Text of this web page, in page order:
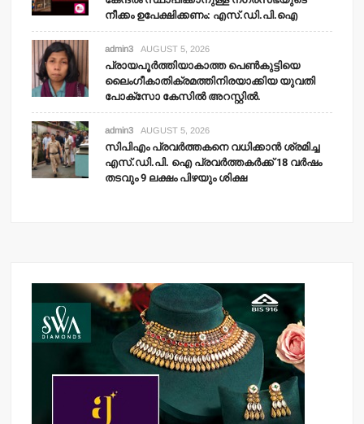
നീക്കം ഉപേക്ഷിക്കണം: എസ്.ഡി.പി.ഐ
admin3 AUGUST 5, 2026
പ്രായപൂര്‍ത്തിയാകാത്ത പെണ്‍കുട്ടിയെ
ലൈംഗീകാതിക്രമത്തിനിരയാക്കിയ യുവതി
പോക്‌സോ കേസില്‍ അറസ്റ്റില്‍.
admin3 AUGUST 5, 2026
സിപിഎം പ്രവര്‍ത്തകനെ വധിക്കാന്‍ ശ്രമിച്ച
എസ്.ഡി.പി. ഐ പ്രവര്‍ത്തകര്‍ക്ക് 18 വര്‍ഷം
തടവും 9 ലക്ഷം പിഴയും ശിക്ഷ